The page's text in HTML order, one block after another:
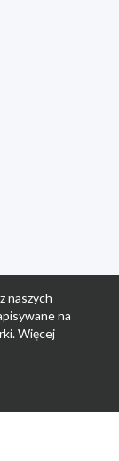
naszych
na
Więcej